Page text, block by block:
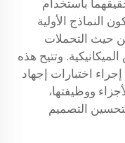
باستخدام
النماذج الأولية
من حيث التحملات
وتتيح هذه
إجراء اختبارات إجهاد
ووظيفتها،
التصميم